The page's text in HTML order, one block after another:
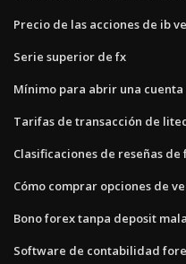
Precio de las acciones de ib
Serie superior de fx
Mínimo para abrir una
Tarifas de transacción de
Clasificaciones de reseñas de
Cómo comprar opciones de
Bono forex tanpa deposit
Software de contabilidad